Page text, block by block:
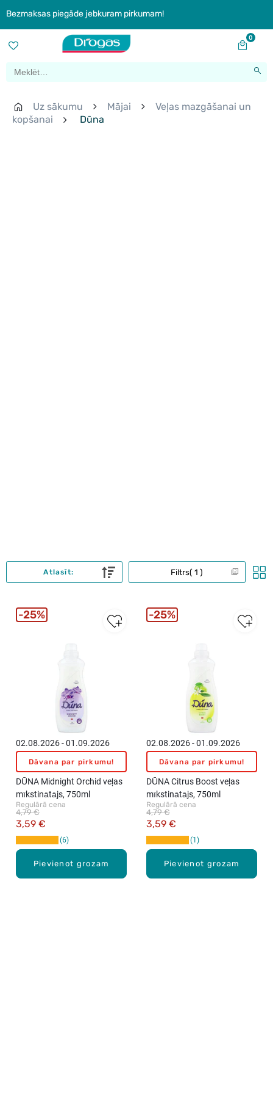
Bezmaksas piegāde jebkuram pirkumam!
0
Uz sākumu Mājai
Veļas mazgāšanai un
kopšanai
Dūna
Filtrs 1
Atlasīt:
Pievienot grozam
02.08.2026 - 01.09.2026
Dāvana par pirkumu!
DŪNA Midnight Orchid veļas
mīkstinātājs, 750ml
Regulārā cena
3,59 €
4,79 €
6
25%
Pievienot grozam
02.08.2026 - 01.09.2026
Dāvana par pirkumu!
DŪNA Citrus Boost veļas
mīkstinātājs, 750ml
Regulārā cena
3,59 €
4,79 €
1
25%